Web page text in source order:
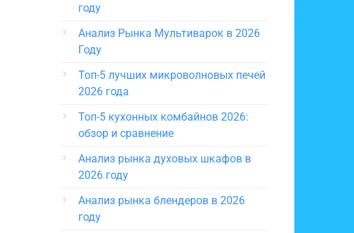
году
Анализ Рынка Мультиварок в 2026
Году
Топ-5 лучших микроволновых печей
2026 года
Топ-5 кухонных комбайнов 2026:
обзор и сравнение
Анализ рынка духовых шкафов в
2026 году
Анализ рынка блендеров в 2026
году